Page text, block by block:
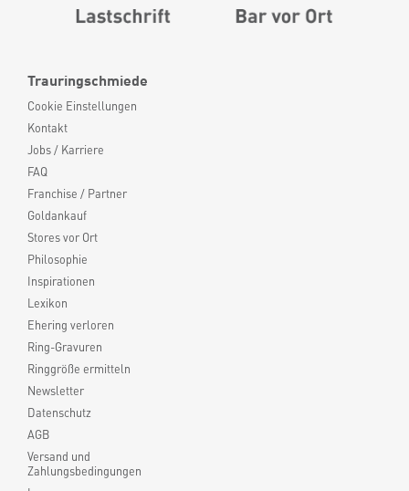
Trauringschmiede
Cookie Einstellungen
Kontakt
Jobs / Karriere
FAQ
Franchise / Partner
Goldankauf
Stores vor Ort
Philosophie
Inspirationen
Lexikon
Ehering verloren
Ring-Gravuren
Ringgröße ermitteln
Newsletter
Datenschutz
AGB
Versand und
Zahlungsbedingungen